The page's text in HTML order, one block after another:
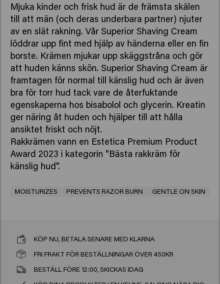
Mjuka kinder och frisk hud är de främsta skälen
till att män (och deras underbara partner) njuter
av en slät rakning. Vår Superior Shaving Cream
löddrar upp fint med hjälp av händerna eller en fin
borste. Krämen mjukar upp skäggstråna och gör
att huden känns skön. Superior Shaving Cream är
framtagen för normal till känslig hud och är även
bra för torr hud tack vare de återfuktande
egenskaperna hos bisabolol och glycerin. Kreatin
ger näring åt huden och hjälper till att hålla
ansiktet friskt och nöjt.
Rakkrämen vann en Estetica Premium Product
Award 2023 i kategorin "Bästa rakkräm för
känslig hud".
MOISTURIZES PREVENTS RAZOR BURN GENTLE ON SKIN
KÖP NU, BETALA SENARE MED KLARNA
FRI FRAKT FÖR BESTÄLLNINGAR ÖVER 450KR
BESTÄLL FÖRE 12:00, SKICKAS IDAG